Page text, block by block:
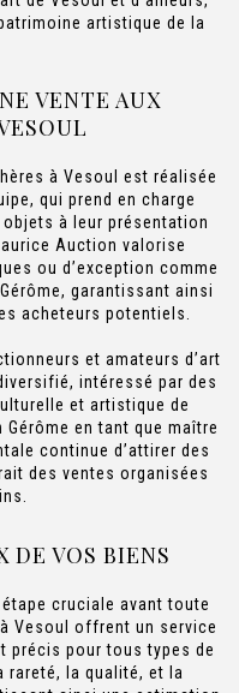
artistique de la
VENTE AUX
à Vesoul est réalisée
qui prend en charge
à leur présentation
Auction valorise
ou d’exception comme
garantissant ainsi
acheteurs potentiels.
et amateurs d’art
intéressé par des
et artistique de
en tant que maître
continue d’attirer des
des ventes organisées
DE VOS BIENS
cruciale avant toute
Vesoul offrent un service
pour tous types de
rareté, la qualité, et la